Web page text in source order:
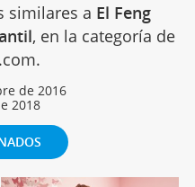
similares a El Feng
, en la categoría de
de 2016
2018